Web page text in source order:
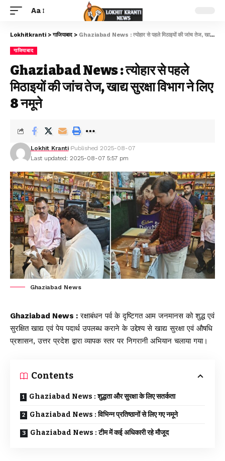
Aa
Lokhitkranti >गाजियाबाद > Ghaziabad News : त्योहार से पहले मिठाइयों की जांच तेज, खाद्य सुरक्षा विभाग ने लिए 8 नमूने
गाजियाबाद
Ghaziabad News : त्योहार से पहले
मिठाइयों की जांच तेज, खाद्य सुरक्षा विभाग ने लिए
8 नमूने
Last updated: 2025-08-07 5:57 pm
Lokhit Kranti Published 2025-08-07
Ghaziabad News
Ghaziabad News : रक्षाबंधन पर्व के दृष्टिगत आम जनमानस को शुद्ध एवं
सुरक्षित खाद्य एवं पेय पदार्थ उपलब्ध कराने के उद्देश्य से खाद्य सुरक्षा एवं औषधि
प्रशासन, उत्तर प्रदेश द्वारा व्यापक स्तर पर निगरानी अभियान चलाया गया।
Contents
Ghaziabad News : शुद्धता और सुरक्षा के लिए सतर्कता
Ghaziabad News : विभिन्न प्रतिष्ठानों से लिए गए नमूने
Ghaziabad News : टीम में कई अधिकारी रहे मौजूद